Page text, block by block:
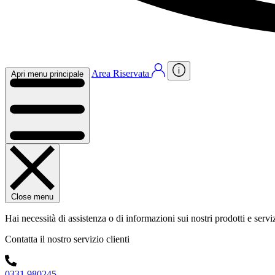
Apri menu principale Area Riservata
Close menu
Hai necessità di assistenza o di informazioni sui nostri prodotti e
Contatta il nostro servizio clienti